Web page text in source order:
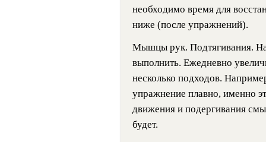
необходимо время для
ниже (после упражнений).
Мышцы рук. Подтягивания.
выполнить. Ежедневно
несколько подходов.
упражнение плавно, именно
движения и подергивания
будет.